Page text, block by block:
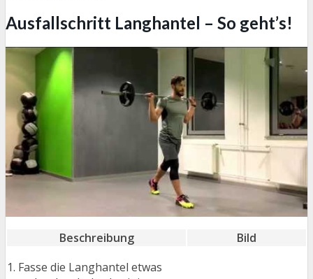
Ausfallschritt Langhantel – So geht’s!
Beschreibung
Bild
Fasse die Langhantel etwas